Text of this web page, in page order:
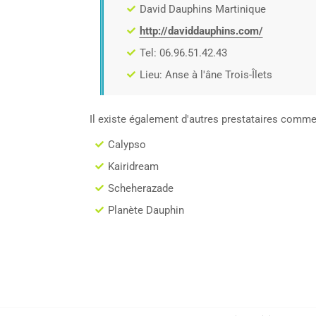
David Dauphins Martinique
http://daviddauphins.com/
Tel: 06.96.51.42.43
Lieu: Anse à l'âne Trois-Îlets
Il existe également d'autres prestataires
Calypso
Kairidream
Scheherazade
Planète Dauphin